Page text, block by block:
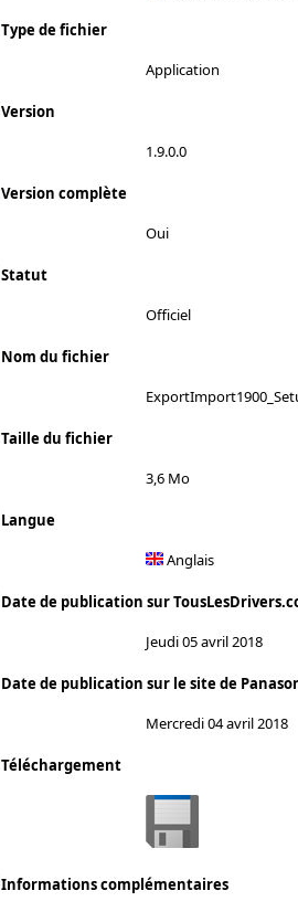
Type de fichier
Application
Version
1.9.0.0
Version complète
Oui
Statut
Officiel
Nom du fichier
Taille du fichier
3,6 Mo
Langue
Anglais
Date de publication sur
Jeudi 05 avril 2018
Date de publication sur le site de
Mercredi 04 avril 2018
Téléchargement
Informations complémentaires